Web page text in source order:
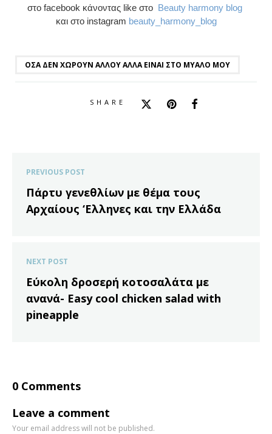
στο facebook κάνοντας like στο
Beauty harmony blog
και στο instagram beauty_harmony_blog
ΌΣΑ ΔΕΝ ΧΩΡΟΎΝ ΑΛΛΟΎ ΑΛΛΆ ΕΊΝΑΙ ΣΤΟ ΜΥΑΛΌ ΜΟΥ
SHARE
PREVIOUS POST
Πάρτυ γενεθλίων με θέμα τους
Αρχαίους ‘Ελληνες και την Ελλάδα
NEXT POST
Εύκολη δροσερή κοτοσαλάτα με
ανανά- Easy cool chicken salad with
pineapple
0 Comments
Leave a comment
Your email address will not be published.